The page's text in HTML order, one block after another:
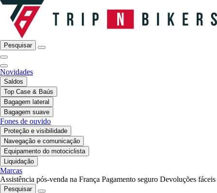
Pesquisar
Novidades
Saldos
Top Case & Baús
Bagagem lateral
Bagagem suave
Fones de ouvido
Proteção e visibilidade
Navegação e comunicação
Equipamento do motociclista
Liquidação
Marcas
Assistência pós-venda na França Pagamento seguro Devoluções fáceis
Pesquisar